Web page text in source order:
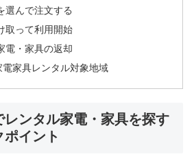
選んで注文する
取って利用開始
電・家具の返却
家具レンタル対象地域
レンタル家電・家具を探す
ポイント